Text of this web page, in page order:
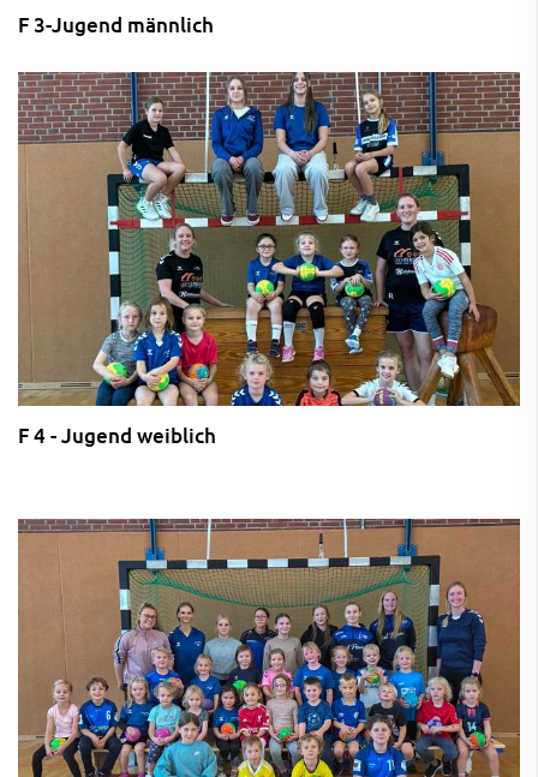
F 3-Jugend männlich
F 4 - Jugend weiblich